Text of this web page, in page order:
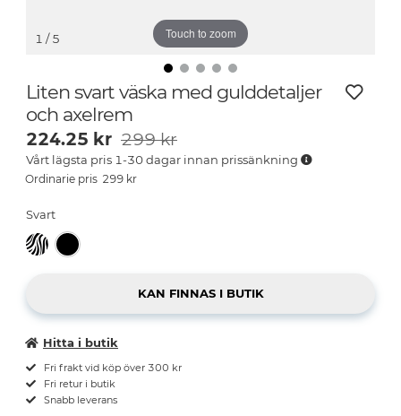
Touch to zoom
1 / 5
Liten svart väska med gulddetaljer
och axelrem
299 kr
224.25 kr 299 kr
Vårt lägsta pris 1-30 dagar innan prissänkning
Svart
Hitta i butik
Fri frakt vid köp över 300 kr
Fri retur i butik
Snabb leverans